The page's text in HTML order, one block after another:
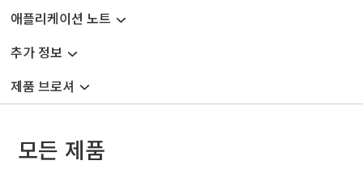
애플리케이션 노트
추가 정보
제품 브로셔
모든 제품